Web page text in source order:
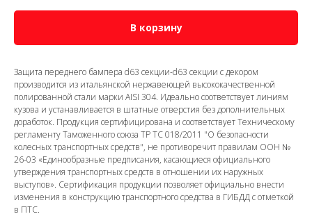
В корзину
Защита переднего бампера d63 секции-d63 секции с декором
производится из итальянской нержавеющей высококачественной
полированной стали марки AISI 304. Идеально соответствует линиям
кузова и устанавливается в штатные отверстия без дополнительных
доработок. Продукция сертифицирована и соответствует Техническому
регламенту Таможенного союза ТР ТС 018/2011 "О безопасности
колесных транспортных средств", не противоречит правилам ООН №
26-03 «Единообразные предписания, касающиеся официального
утверждения транспортных средств в отношении их наружных
выступов». Сертификация продукции позволяет официально внести
изменения в конструкцию транспортного средства в ГИБДД с отметкой
в ПТС.